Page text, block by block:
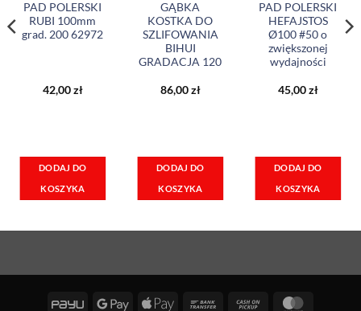
PAD POLERSKI
RUBI 100mm
grad. 200 62972
42,00zł
DODAJ DO
KOSZYKA
GĄBKA
KOSTKA DO
SZLIFOWANIA
BIHUI
GRADACJA 120
86,00zł
DODAJ DO
KOSZYKA
PAD POLERSKI
HEFAJSTOS
Ø100 #50 o
zwiększonej
wydajności
45,00zł
DODAJ DO
KOSZYKA
PayU Google Apple Bank Cash